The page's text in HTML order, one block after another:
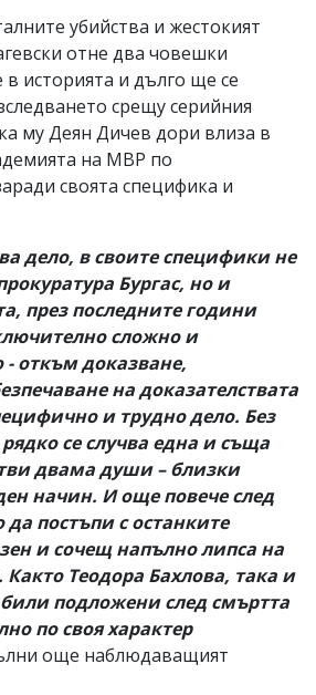
убийства и жестокият
отне два човешки
историята и дълго ще се
срещу серийния
му Деян Дичев дори влиза в
на МВР по
своята специфика и
дело, в своите специфики не
Бургас, но и
през последните години
сложно и
откъм доказване,
на доказателствата
и трудно дело. Без
се случва една и съща
двама души – близки
начин. И още повече след
да постъпи с останките
и сочещ напълно липса на
Теодора Бахлова, така и
подложени след смъртта
по своя характер
още наблюдаващият